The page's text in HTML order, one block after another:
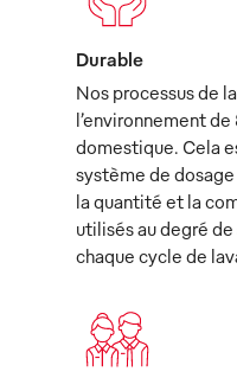
Durable
Nos processus de
l’environnement
domestique. Cela
système de
la quantité et la
utilisés au degré
chaque cycle de